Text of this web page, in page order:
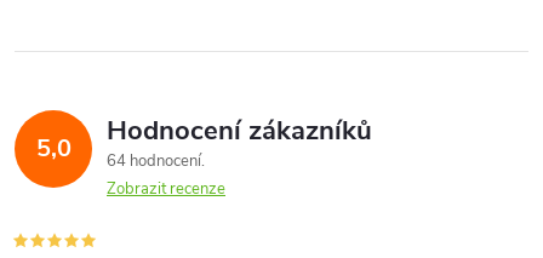
5,0 Hodnocení zákazníků
64 hodnocení
Zobrazit recenze